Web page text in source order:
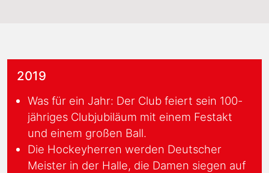
2019
Was für ein Jahr: Der Club feiert sein 100-
jähriges Clubjubiläum mit einem Festakt
und einem großen Ball.
Die Hockeyherren werden Deutscher
Meister in der Halle, die Damen siegen auf